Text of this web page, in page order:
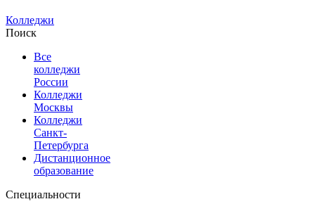
Колледжи
Поиск
Все
колледжи
России
Колледжи
Москвы
Колледжи
Санкт-
Петербурга
Дистанционное
образование
Специальности